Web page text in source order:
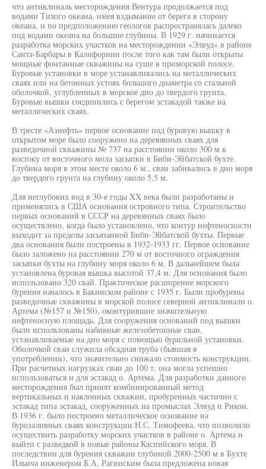
что антиклиналь месторождения Вентура продолжается под
водами Тихого океана, имея вздымание от берега в сторону
океана, и по предположению геологов распространялась далеко
под водами океана на большие глубины. В 1929 г. начинается
разработка морских участков на месторождении «Элвуд» в районе
Санта-Барбары в Калифорнии после того как там были открыты
мощные фонтанные скважины на суше в приморской полосе.
Буровые установки в море устанавливались на металлических
сваях или на бетонных устоях большого диаметра со стальной
оболочкой, углубленных в морское дно до твердого грунта.
Буровые вышки соединились с берегом эстакадой также на
металлических сваях.
В тресте «Азнефть» первое основание под буровую вышку в
открытом море было сооружено на деревянных сваях для
разведочной скважины № 737 на расстоянии около 300 м к
востоку от восточного мола засыпки в Биби-Эйбатской бухте.
Глубина моря в этом месте около 6 м., сваи забивались в дно моря
до твердого грунта на глубину около 5,5 м.
Для неглубоких вод в 30-е годы XX века были разработаны и
применялись в США основания островного типа. Строительство
первых оснований в СССР на деревянных сваях было
осуществлено, когда было установлено, что контур нефтеносности
выходит за пределы засыпанной Биби-Эйбатской бухты. Первые
два основания были построены в 1932-1933 гг. Первое основание
было заложено на расстоянии 270 м от восточного ограждения
засыпки бухты на глубину моря около 6 м. В дальнейшем была
установлена буровая вышка высотой 37,4 м. Для основания было
использовано 320 свай. Практическое расширение морского
бурения началось в Бакинском районе с 1935 г. Были пробурены
разведочные скважины в морской полосе северной антиклинали о.
Артема (№157 и №150), оконтурившие значительную
нефтеносную площадь. Для сооружения оснований под вышки
были использованы набивные железобетонные сваи,
устанавливаемые на дно моря с помощью бурильной установки.
Оболочкой сваи служила обсадная труба (бывшая в
употреблении), что значительно снижало стоимость конструкции.
При расчетных нагрузках сваи до 100 т, она могла успешно
использоваться и для эстакад о. Артема. Для разработки данного
месторождения был принят комбинированный метод
вертикальных и наклонных скважин, пробуренных частично с
эстакад типа эстакад, сооруженных на промыслах Элвуд и Рикон.
В 1936 г. было построено металлическое основание на
бурозаливных сваях конструкции Н.С. Тимофеева, что позволило
осуществить разработку морских участков в районе о. Артема и
выйти с разведкой в новые районы Каспийского моря. В
последствии для бурения скважин глубиной 2000-2500 м в Бухте
Ильича инженером Б.А. Рагинским была предложена новая